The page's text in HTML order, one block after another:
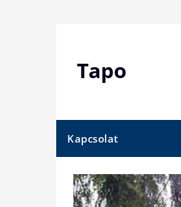
Tapo
Kapcsolat